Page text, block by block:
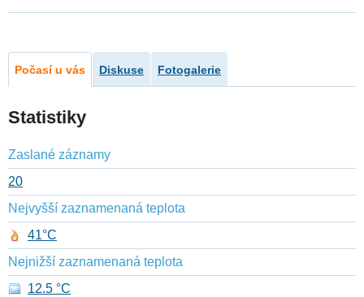
Počasí u vás Diskuse Fotogalerie
Statistiky
Zaslané záznamy
20
Nejvyšší zaznamenaná teplota
41°C
Nejnižší zaznamenaná teplota
12.5 °C